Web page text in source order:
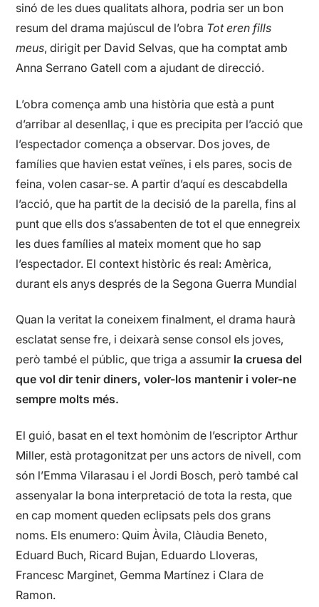
sinó de les dues qualitats alhora, podria ser un bon
resum del drama majúscul de l’obra Tot eren fills
meus, dirigit per David Selvas, que ha comptat amb
Anna Serrano Gatell com a ajudant de direcció.
L’obra comença amb una història que està a punt
d’arribar al desenllaç, i que es precipita per l’acció que
l’espectador comença a observar. Dos joves, de
famílies que havien estat veïnes, i els pares, socis de
feina, volen casar-se. A partir d’aquí es descabdella
l’acció, que ha partit de la decisió de la parella, fins al
punt que ells dos s’assabenten de tot el que ennegreix
les dues famílies al mateix moment que ho sap
l’espectador. El context històric és real: Amèrica,
durant els anys després de la Segona Guerra Mundial
Quan la veritat la coneixem finalment, el drama haurà
esclatat sense fre, i deixarà sense consol els joves,
però també el públic, que triga a assumir la cruesa del
que vol dir tenir diners, voler-los mantenir i voler-ne
sempre molts més.
El guió, basat en el text homònim de l’escriptor Arthur
Miller, està protagonitzat per uns actors de nivell, com
són l’Emma Vilarasau i el Jordi Bosch, però també cal
assenyalar la bona interpretació de tota la resta, que
en cap moment queden eclipsats pels dos grans
noms. Els enumero: Quim Àvila, Clàudia Beneto,
Eduard Buch, Ricard Bujan, Eduardo Lloveras,
Francesc Marginet, Gemma Martínez i Clara de
Ramon.